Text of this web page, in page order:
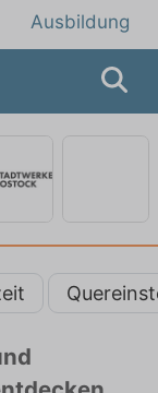
Ausbildung